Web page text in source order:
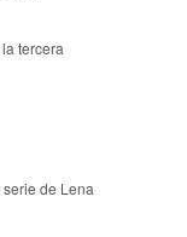
tercera
de Lena